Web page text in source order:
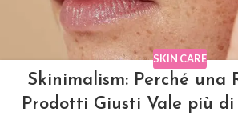
SKIN CARE
Skinimalism: Perché una
Prodotti Giusti Vale più